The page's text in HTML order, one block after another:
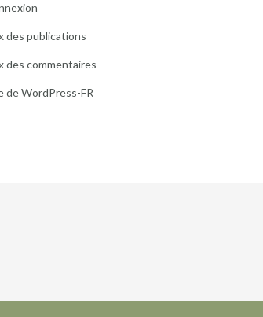
des publications
des commentaires
de WordPress-FR